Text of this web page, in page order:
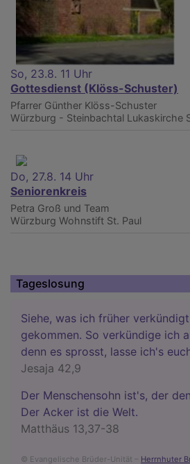
So, 23.8. 11 Uhr
Gottesdienst (Klöss-Schuster)
Pfarrer Günther Klöss-Schuster
Würzburg - Steinbachtal Lukaskirche
Do, 27.8. 14 Uhr
Seniorenkreis
Petra Groß und Team
Würzburg Wohnstift St. Paul
Tageslosung
Siehe, was ich früher
gekommen. So verkündige ich
denn es sprosst, lasse ich's
Jesaja 42,9
Der Menschensohn ist's, der
Der Acker ist die Welt.
Matthäus 13,37-38
© Evangelische Brüder-Unität – Herrnhuter